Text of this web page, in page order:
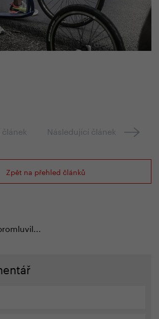
Následující článek
Zpět na přehled článků